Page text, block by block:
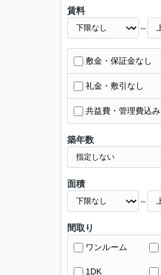
賃料
～
敷金・保証金なし
礼金・敷引なし
共益費・管理費込み
築年数
面積
～
間取り
ワンルーム
1DK